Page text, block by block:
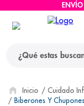
ENVÍO
Cuidado
Biberones Y Chupones
términos más